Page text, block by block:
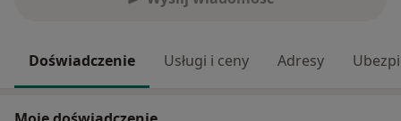
Doświadczenie Usługi i ceny Adresy